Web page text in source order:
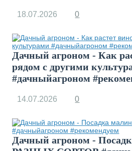
18.07.2026 0
Дачный агроном - Как
рядом с другими
#дачныйагроном
14.07.2026 0
Дачный агроном -